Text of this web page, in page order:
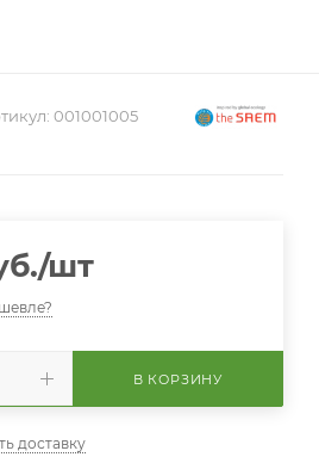
001001005
/шт
В КОРЗИНУ
доставку